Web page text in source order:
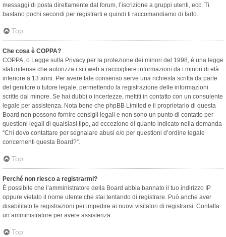
messaggi di posta direttamente dal forum, l’iscrizione a gruppi utenti, ecc. Ti
bastano pochi secondi per registrarti e quindi ti raccomandiamo di farlo.
Top
Che cosa è COPPA?
COPPA, o Legge sulla Privacy per la protezione dei minori del 1998, è una legge
statunitense che autorizza i siti web a raccogliere informazioni da i minori di età
inferiore a 13 anni. Per avere tale consenso serve una richiesta scritta da parte
del genitore o tutore legale, permettendo la registrazione delle informazioni
scritte dal minore. Se hai dubbi o incertezze, mettiti in contatto con un consulente
legale per assistenza. Nota bene che phpBB Limited e il proprietario di questa
Board non possono fornire consigli legali e non sono un punto di contatto per
questioni legali di qualsiasi tipo, ad eccezione di quanto indicato nella domanda
“Chi devo contattare per segnalare abusi e/o per questioni d’ordine legale
concernenti questa Board?”.
Top
Perché non riesco a registrarmi?
È possibile che l’amministratore della Board abbia bannato il tuo indirizzo IP
oppure vietato il nome utente che stai tentando di registrare. Può anche aver
disabilitato le registrazioni per impedire ai nuovi visitatori di registrarsi. Contatta
un amministratore per avere assistenza.
Top